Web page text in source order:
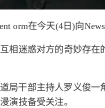
orm在今天(4日)向
相迷惑对方的奇妙存
局干部主持人罗义俊
演技备受关注。